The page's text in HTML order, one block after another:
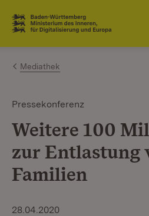
Zum Inhalt springen
Link zur Startseite
Mediathek
Pressekonferenz
Weitere 100
zur Entlastung
Familien
28.04.2020